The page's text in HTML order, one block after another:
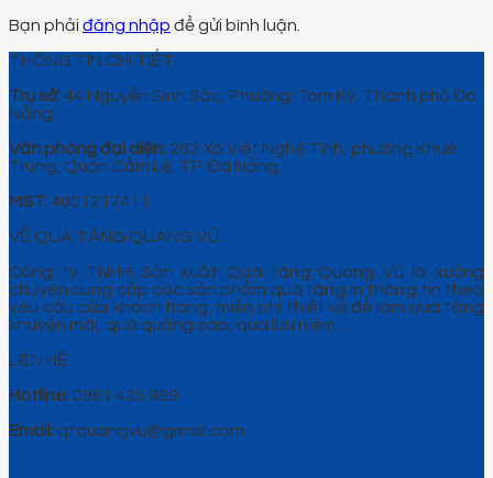
Bạn phải đăng nhập để gửi bình luận.
THÔNG TIN CHI TIẾT
Trụ sở: 44 Nguyễn Sinh Sắc, Phường Tam Kỳ, Thành phố Đà
Nẵng.
Văn phòng đại diện: 262 Xô Viết Nghệ Tĩnh, phường Khuê
Trung, Quận Cẩm Lệ, TP. Đà Nẵng.
MST: 4001217411
VỀ QUÀ TẶNG QUANG VŨ
Công ty TNHH Sản xuất Quà tặng Quang Vũ là xưởng
chuyên cung cấp các sản phẩm quà tặng in thông tin theo
yêu cầu của khách hàng, miễn phí thiết kế để làm quà tặng
khuyến mãi, quà quảng cáo, quà lưu niệm…
LIÊN HỆ
Hotline: 0961 425 999
Email: qtquangvu@gmail.com